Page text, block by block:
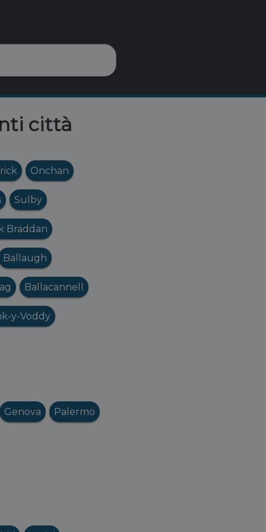
città
Onchan
Sulby
Braddan
Ballaugh
Ballacannell
y-Voddy
Genova Palermo